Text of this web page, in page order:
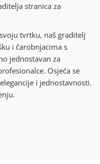
stranica za
tvrtku, naš graditelj
i čarobnjacima s
jednostavan za
Osjeća se
i jednostavnosti.